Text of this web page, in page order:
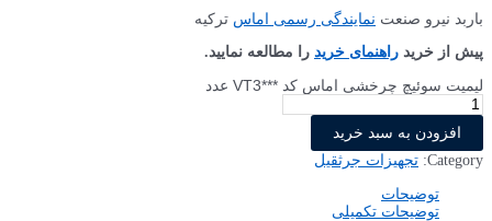
باربد نیرو صنعت نمایندگی رسمی اماس ترکیه
پیش از خرید راهنمای خرید را مطالعه نمایید.
لیمیت سوئیچ چرخشی اماس کد ***VT3 عدد
افزودن به سبد خرید
Category: تجهیزات جرثقیل
توضیحات
توضیحات تکمیلی